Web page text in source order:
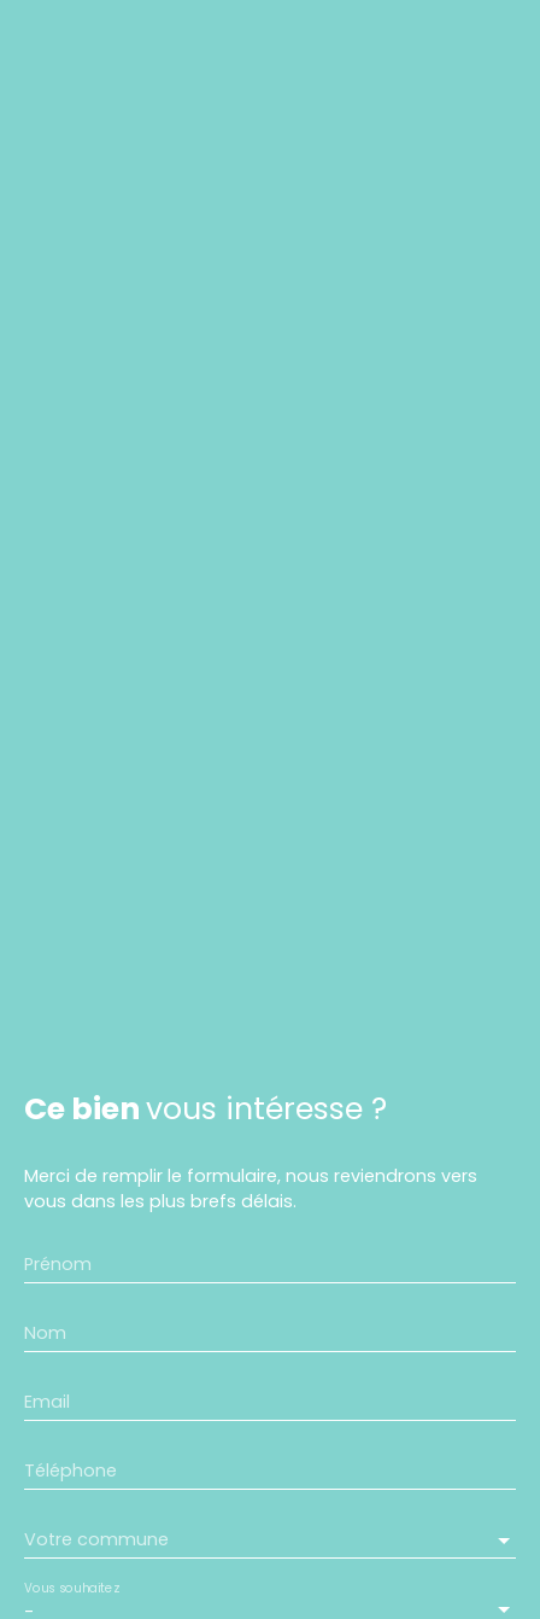
Ce bienvous intéresse ?
Merci de remplir le formulaire, nous reviendrons vers
vous dans les plus brefs délais.
Prénom
Nom
Email
Téléphone
Votre commune
-
Vous souhaitez